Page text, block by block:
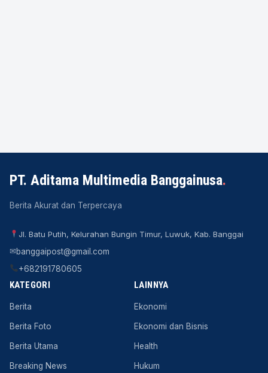
PT. Aditama Multimedia Banggainusa.
Berita Akurat dan Terpercaya
Jl. Batu Putih, Kelurahan Bungin Timur, Luwuk, Kab. Banggai
✉banggaipost@gmail.com
+682191780605
KATEGORI
Berita
Berita Foto
Berita Utama
Breaking News
LAINNYA
Ekonomi
Ekonomi dan Bisnis
Health
Hukum